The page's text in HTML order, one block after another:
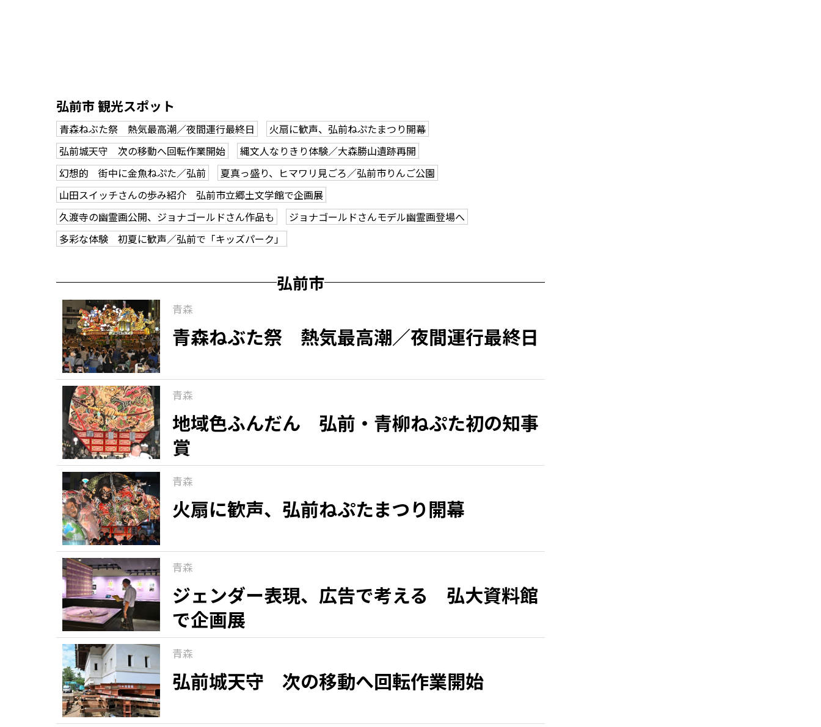
弘前市 観光スポット
青森ねぶた祭 熱気最高潮／夜間運行最終日
火扇に歓声、弘前ねぷたまつり開幕
弘前城天守 次の移動へ回転作業開始
縄文人なりきり体験／大森勝山遺跡再開
幻想的 街中に金魚ねぷた／弘前
夏真っ盛り、ヒマワリ見ごろ／弘前市りんご公園
山田スイッチさんの歩み紹介 弘前市立郷土文学館で企画展
久渡寺の幽霊画公開、ジョナゴールドさん作品も
ジョナゴールドさんモデル幽霊画登場へ
多彩な体験 初夏に歓声／弘前で「キッズパーク」
弘前市
青森
青森ねぶた祭 熱気最高潮／夜間運行最終日
青森
地域色ふんだん 弘前・青柳ねぷた初の知事
賞
青森
火扇に歓声、弘前ねぷたまつり開幕
青森
ジェンダー表現、広告で考える 弘大資料館
で企画展
青森
弘前城天守 次の移動へ回転作業開始